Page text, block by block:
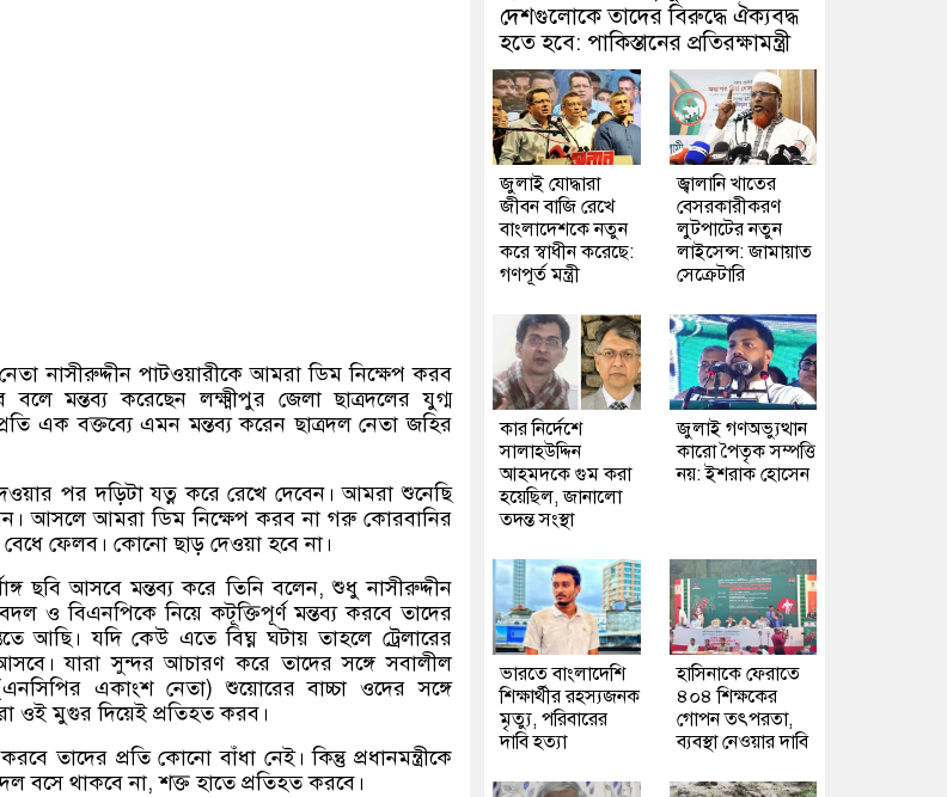
নেতা নাসীরুদ্দীন পাটওয়ারীকে আমরা ডিম নিক্ষেপ করব
মন্তব্য করেছেন লক্ষ্মীপুর জেলা ছাত্রদলের যুগ্ম
এক বক্তব্যে এমন মন্তব্য করেন ছাত্রদল নেতা জহির
পর দড়িটা যত্ন করে রেখে দেবেন। আমরা শুনেছি
আসলে আমরা ডিম নিক্ষেপ করব না গরু কোরবানির
ফেলব। কোনো ছাড় দেওয়া হবে না।
ছবি আসবে মন্তব্য করে তিনি বলেন,শুধু নাসীরুদ্দীন
ও বিএনপিকে নিয়ে কটূক্তিপূর্ণ মন্তব্য করবে তাদের
আছি। যদি কেউ এতে বিঘ্ন ঘটায় তাহলে ট্রেলারের
আসবে। যারা সুন্দর আচারণ করে তাদের সঙ্গে সবালীল
এনসিপির একাংশ নেতা)শুয়োরের বাচ্চা ওদের সঙ্গে
মুগুর দিয়েই প্রতিহত করব।
তাদের প্রতি কোনো বাঁধা নেই। কিন্তু প্রধানমন্ত্রীকে
বসে থাকবে না,শক্ত হাতে প্রতিহত করবে।
দেশগুলোকে তাদের বিরুদ্ধে ঐক্যবদ্ধ
হতে হবে: পাকিস্তানের প্রতিরক্ষামন্ত্রী
জুলাই যোদ্ধারা
জীবন বাজি রেখে
বাংলাদেশকে নতুন
করে স্বাধীন করেছে:
গণপূর্ত মন্ত্রী
জ্বালানি খাতের
বেসরকারীকরণ
লুটপাটের নতুন
লাইসেন্স: জামায়াত
সেক্রেটারি
কার নির্দেশে
সালাহউদ্দিন
আহমদকে গুম করা
হয়েছিল, জানালো
তদন্ত সংস্থা
জুলাই গণঅভ্যুত্থান
কারো পৈতৃক সম্পত্তি
নয়: ইশরাক হোসেন
ভারতে বাংলাদেশি
শিক্ষার্থীর রহস্যজনক
মৃত্যু, পরিবারের
দাবি হত্যা
হাসিনাকে ফেরাতে
৪০৪ শিক্ষকের
গোপন তৎপরতা,
ব্যবস্থা নেওয়ার দাবি